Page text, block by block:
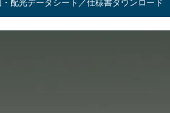
配光データシート／仕様書ダウンロード